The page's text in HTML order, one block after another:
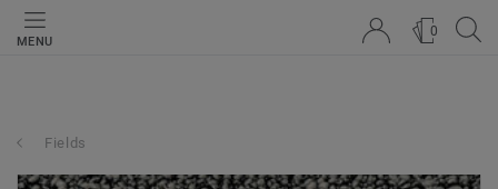
MENU
0
Fields